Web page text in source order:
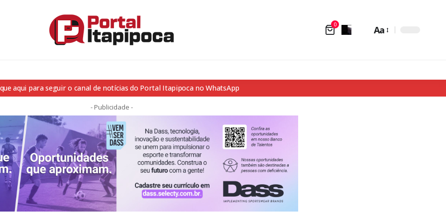
0 Aa
aqui para seguir o canal de notícias do Portal Itapipoca no WhatsApp
- Publicidade -